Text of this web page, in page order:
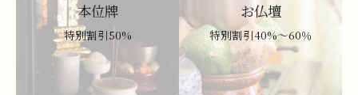
本位牌
特別割引50%
お仏壇
特別割引40%～60％